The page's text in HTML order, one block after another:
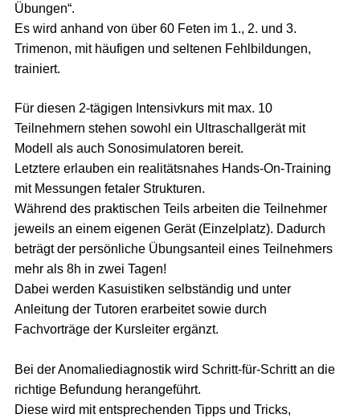
Übungen“.
Es wird anhand von über 60 Feten im 1., 2. und 3.
Trimenon, mit häufigen und seltenen Fehlbildungen,
trainiert.
Für diesen 2-tägigen Intensivkurs mit max. 10
Teilnehmern stehen sowohl ein Ultraschallgerät mit
Modell als auch Sonosimulatoren bereit.
Letztere erlauben ein realitätsnahes Hands-On-Training
mit Messungen fetaler Strukturen.
Während des praktischen Teils arbeiten die Teilnehmer
jeweils an einem eigenen Gerät (Einzelplatz). Dadurch
beträgt der persönliche Übungsanteil eines Teilnehmers
mehr als 8h in zwei Tagen!
Dabei werden Kasuistiken selbständig und unter
Anleitung der Tutoren erarbeitet sowie durch
Fachvorträge der Kursleiter ergänzt.
Bei der Anomaliediagnostik wird Schritt-für-Schritt an die
richtige Befundung herangeführt.
Diese wird mit entsprechenden Tipps und Tricks,